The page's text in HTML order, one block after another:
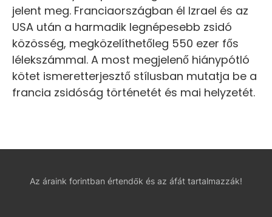
jelent meg. Franciaországban él Izrael és az
USA után a harmadik legnépesebb zsidó
közösség, megközelíthetőleg 550 ezer fős
lélekszámmal. A most megjelenő hiánypótló
kötet ismeretterjesztő stílusban mutatja be a
francia zsidóság történetét és mai helyzetét.
Az áraink forintban értendők és az áfát tartalmazzák!